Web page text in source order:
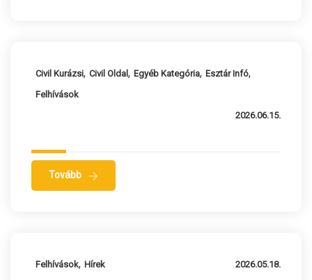
Civil Kurázsi, Civil Oldal , Egyéb Kategória, Esztár Infó,
Felhívások
2026.06.15.
Tovább
Felhívások, Hírek 2026.05.18.